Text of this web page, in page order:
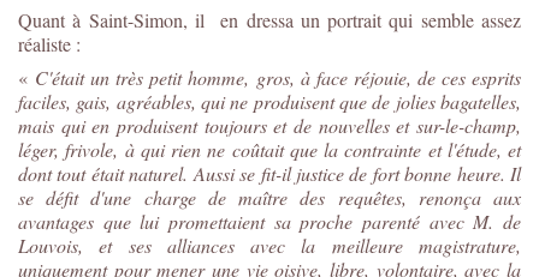
Quant à Saint-Simon, il en dressa un portrait qui semble assez
réaliste :
« C'était un très petit homme, gros, à face réjouie, de ces esprits
faciles, gais, agréables, qui ne produisent que de jolies bagatelles,
mais qui en produisent toujours et de nouvelles et sur-le-champ,
léger, frivole, à qui rien ne coûtait que la contrainte et l'étude, et
dont tout était naturel. Aussi se fit-il justice de fort bonne heure. Il
se défit d'une charge de maître des requêtes, renonça aux
avantages que lui promettaient sa proche parenté avec M. de
Louvois, et ses alliances avec la meilleure magistrature,
uniquement pour mener une vie oisive, libre, volontaire, avec la